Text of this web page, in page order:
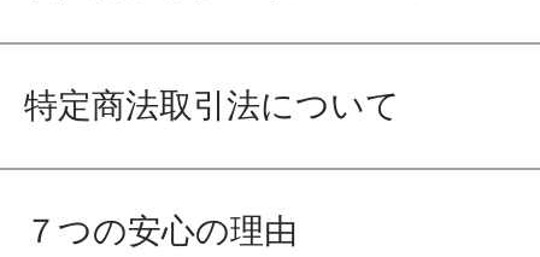
特定商法取引法について
７つの安心の理由